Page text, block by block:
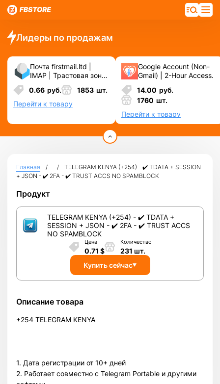
Лидеры по продажам
Почта firstmail.ltd |
IMAP | Трастовая зона
.COM ❗️ Новые, Чистые
❗️ С реальными
логинами | ☑️
Специально для ФБ/
0.66 руб. 1853 шт.
Перейти к товару
Google Account (Non-
Gmail) | 2-Hour Access.
14.00 руб.
1760 шт.
Перейти к товару
Главная
TELEGRAM KENYA (+254) - ✔️ TDATA + SESSION
+ JSON - ✔️ 2FA - ✔️ TRUST ACCS NO SPAMBLOCK
Продукт
TELEGRAM KENYA (+254) - ✔️ TDATA +
SESSION + JSON - ✔️ 2FA - ✔️ TRUST ACCS
NO SPAMBLOCK
Цена
0.71 $
Количество
231 шт.
Купить сейчас
Описание товара
+254 TELEGRAM KENYA
1. Дата регистрации от 10+ дней
2. Работает совместно с Telegram Portable и другими